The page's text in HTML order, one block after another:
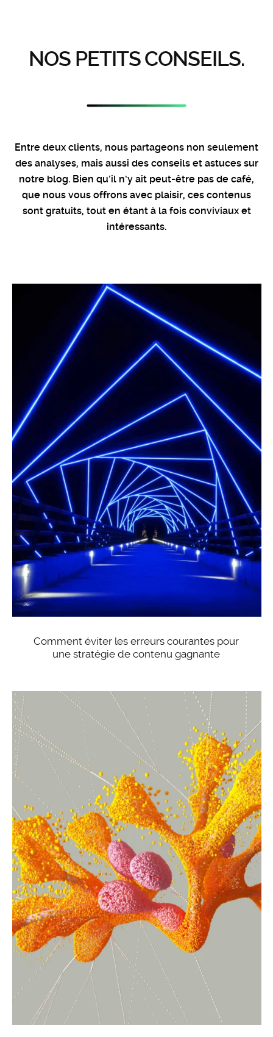
NOS PETITS CONSEILS.
Entre deux clients, nous partageons non seulement
des analyses, mais aussi des conseils et astuces sur
notre blog. Bien qu’il n’y ait peut-être pas de café,
que nous vous offrons avec plaisir, ces contenus
sont gratuits, tout en étant à la fois conviviaux et
intéressants.
Comment éviter les erreurs courantes pour
une stratégie de contenu gagnante